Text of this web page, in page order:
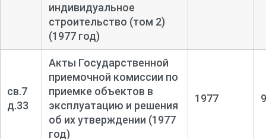
индивидуальное
строительство (том 2)
(1977 год)
св.7
д.33
Акты Государственной
приемочной комиссии по
приемке объектов в
эксплуатацию и решения
об их утверждении (1977
год)
1977